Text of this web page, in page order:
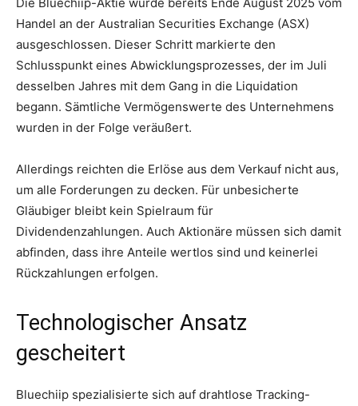
Handel an der Australian Securities Exchange (ASX)
ausgeschlossen. Dieser Schritt markierte den
Schlusspunkt eines Abwicklungsprozesses, der im Juli
desselben Jahres mit dem Gang in die Liquidation
begann. Sämtliche Vermögenswerte des Unternehmens
wurden in der Folge veräußert.
Allerdings reichten die Erlöse aus dem Verkauf nicht aus,
um alle Forderungen zu decken. Für unbesicherte
Gläubiger bleibt kein Spielraum für
Dividendenzahlungen. Auch Aktionäre müssen sich damit
abfinden, dass ihre Anteile wertlos sind und keinerlei
Rückzahlungen erfolgen.
Technologischer Ansatz
gescheitert
Bluechiip spezialisierte sich auf drahtlose Tracking-